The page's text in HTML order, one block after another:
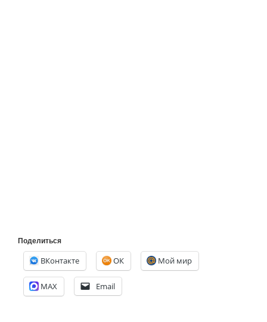
Поделиться
ВКонтакте
ОК Мой мир
MAX Email